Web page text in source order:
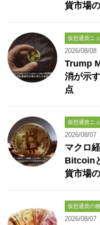
貨市場
仮想通貨ニ
2026/08/08
Trump
消が示
点
仮想通貨ニ
2026/08/07
マクロ
Bitcoin
貨市場
仮想通貨の
2026/08/07